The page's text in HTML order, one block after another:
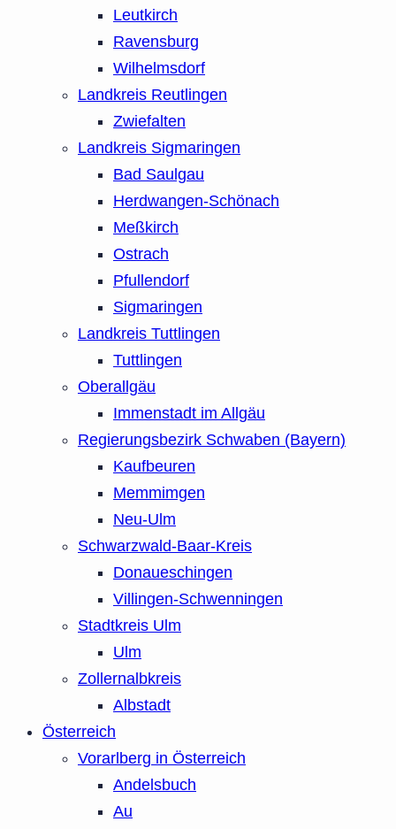
Leutkirch
Ravensburg
Wilhelmsdorf
Landkreis Reutlingen
Zwiefalten
Landkreis Sigmaringen
Bad Saulgau
Herdwangen-Schönach
Meßkirch
Ostrach
Pfullendorf
Sigmaringen
Landkreis Tuttlingen
Tuttlingen
Oberallgäu
Immenstadt im Allgäu
Regierungsbezirk Schwaben (Bayern)
Kaufbeuren
Memmimgen
Neu-Ulm
Schwarzwald-Baar-Kreis
Donaueschingen
Villingen-Schwenningen
Stadtkreis Ulm
Ulm
Zollernalbkreis
Albstadt
Österreich
Vorarlberg in Österreich
Andelsbuch
Au